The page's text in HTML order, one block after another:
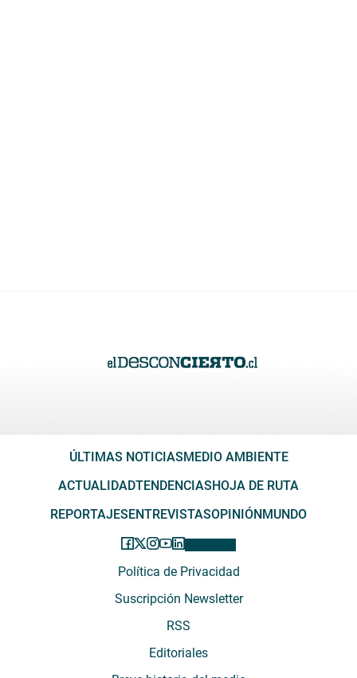
ÚLTIMAS NOTICIASMEDIO AMBIENTE
ACTUALIDADTENDENCIASHOJA DE RUTA
REPORTAJESENTREVISTASOPINIÓNMUNDO
Política de Privacidad
Suscripción Newsletter
RSS
Editoriales